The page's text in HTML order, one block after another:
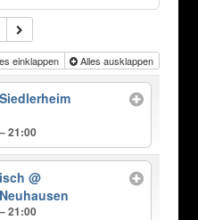
einklappen Alles ausklappen
21:00
@
21:00